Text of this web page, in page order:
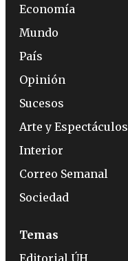
Economía
Mundo
País
Opinión
Sucesos
Arte y Espectáculos
Interior
Correo Semanal
Sociedad
Temas
Editorial ÚH